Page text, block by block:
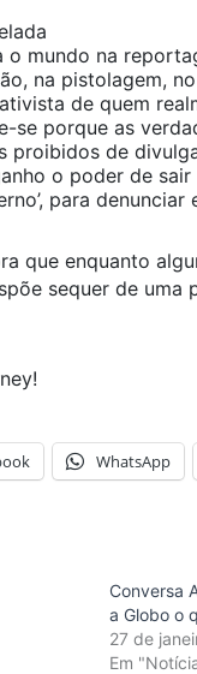
mundo na
na pistolagem,
de quem
se porque as
proibidos de
o poder de
para
que enquanto
sequer de
WhatsApp
Conversa
a Globo o
27 de
Em